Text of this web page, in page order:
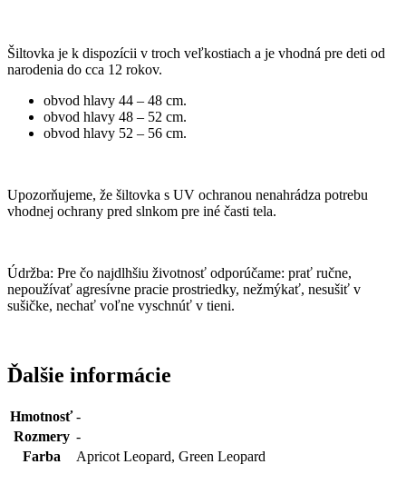
Šiltovka je k dispozícii v troch veľkostiach a je vhodná pre deti od
narodenia do cca 12 rokov.
obvod hlavy 44 – 48 cm.
obvod hlavy 48 – 52 cm.
obvod hlavy 52 – 56 cm.
Upozorňujeme, že šiltovka s UV ochranou nenahrádza potrebu
vhodnej ochrany pred slnkom pre iné časti tela.
Údržba: Pre čo najdlhšiu životnosť odporúčame: prať ručne,
nepoužívať agresívne pracie prostriedky, nežmýkať, nesušiť v
sušičke, nechať voľne vyschnúť v tieni.
Ďalšie informácie
Hmotnosť -
Rozmery -
Farba
Apricot Leopard, Green Leopard